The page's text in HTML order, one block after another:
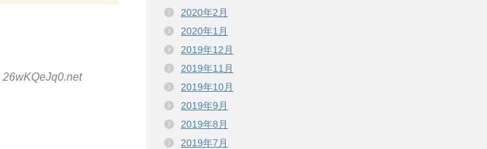
26wKQeJq0.net
2020年2月
2020年1月
2019年12月
2019年11月
2019年10月
2019年9月
2019年8月
2019年7月